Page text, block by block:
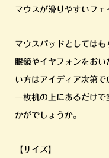
マウスが滑りやすいフェ
マウスパッドとしては
眼鏡やイヤフォンをお
い方はアイディア次第で
一枚机の上にあるだけ
かがでしょうか。
【サイズ】